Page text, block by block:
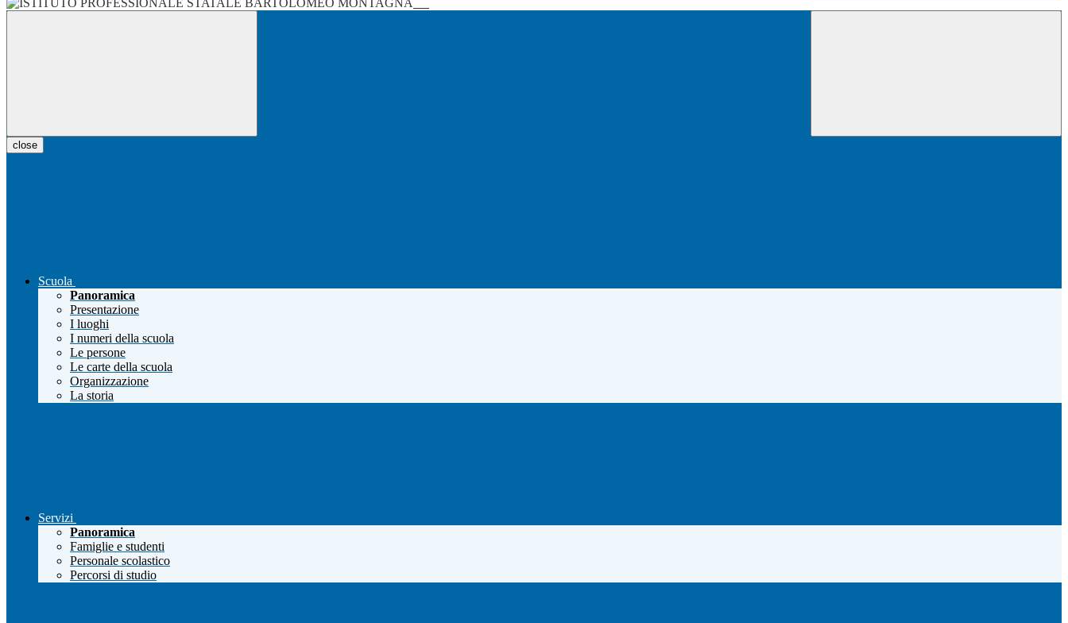
close
Scuola
Panoramica
Presentazione
I luoghi
I numeri della scuola
Le persone
Le carte della scuola
Organizzazione
La storia
Servizi
Panoramica
Famiglie e studenti
Personale scolastico
Percorsi di studio